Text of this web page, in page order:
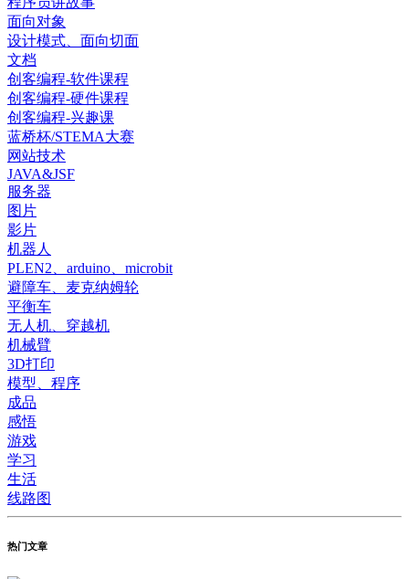
面向对象
设计模式、面向切面
文档
创客编程-软件课程
创客编程-硬件课程
创客编程-兴趣课
蓝桥杯/STEMA大赛
网站技术
JAVA&JSF
服务器
图片
影片
机器人
PLEN2、arduino、microbit
避障车、麦克纳姆轮
平衡车
无人机、穿越机
机械臂
3D打印
模型、程序
成品
感悟
游戏
学习
生活
线路图
热门文章